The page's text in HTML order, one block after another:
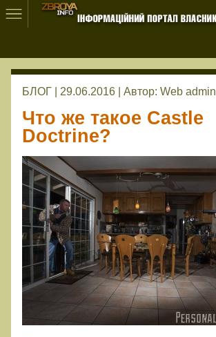
БЛОГ | 29.06.2016 | Автор: Web admin
Что же такое Castle
Doctrine?